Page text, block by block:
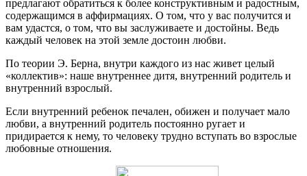
предлагают обратиться к более конструктивным и радостным,
содержащимся в аффирмациях. О том, что у вас получится и
вам удастся, о том, что вы заслуживаете и достойны. Ведь
каждый человек на этой земле достоин любви.
По теории Э. Берна, внутри каждого из нас живет целый
«коллектив»: наше внутреннее дитя, внутренний родитель и
внутренний взрослый.
Если внутренний ребенок печален, обижен и получает мало
любви, а внутренний родитель постоянно ругает и
придирается к нему, то человеку трудно вступать во взрослые
любовные отношения.